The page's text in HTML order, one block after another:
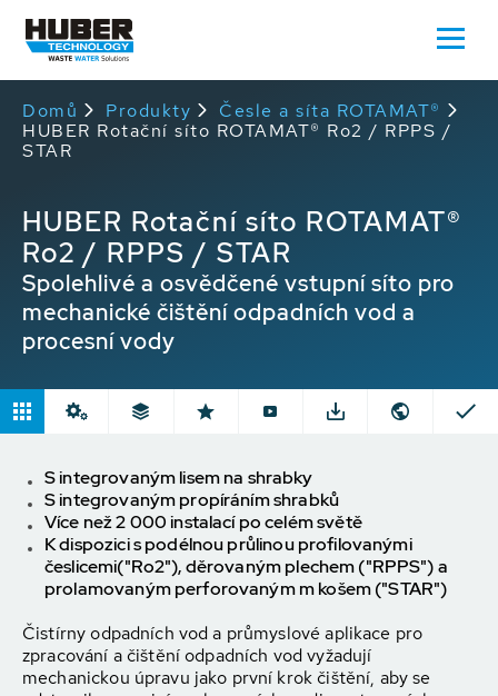
Domů Produkty
Česle a síta ROTAMAT®
HUBER Rotační síto ROTAMAT® Ro2 / RPPS /
STAR
HUBER Rotační síto ROTAMAT®
Ro2 / RPPS / STAR
Spolehlivé a osvědčené vstupní síto pro
mechanické čištění odpadních vod a
procesní vody
S integrovaným lisem na shrabky
S integrovanýmpropíráním shrabků
Více než 2 000 instalací po celém světě
K dispozici spodélnou průlinou profilovanými
česlicemi("Ro2"),děrovaným plechem("RPPS") a
prolamovanýmperforovaným m košem ("STAR")
Čistírny odpadních vod a průmyslové aplikace pro
zpracování a čištění odpadních vod vyžadují
mechanickou úpravu jako první krok čištění, aby se